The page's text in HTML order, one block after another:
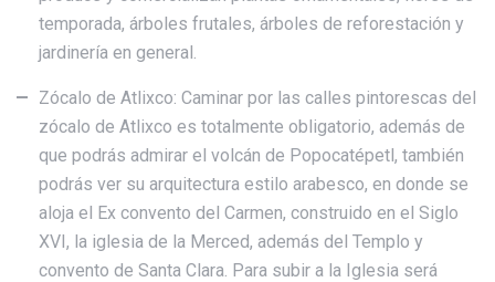
temporada, árboles frutales, árboles de reforestación y
jardinería en general.
Zócalo de Atlixco: Caminar por las calles pintorescas del
zócalo de Atlixco es totalmente obligatorio, además de
que podrás admirar el volcán de Popocatépetl, también
podrás ver su arquitectura estilo arabesco, en donde se
aloja el Ex convento del Carmen, construido en el Siglo
XVI, la iglesia de la Merced, además del Templo y
convento de Santa Clara. Para subir a la Iglesia será